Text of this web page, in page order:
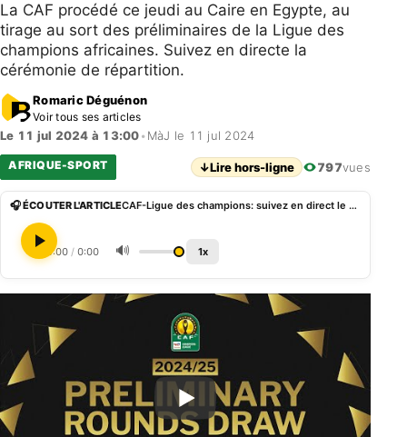
La CAF procédé ce jeudi au Caire en Egypte, au
tirage au sort des préliminaires de la Ligue des
champions africaines. Suivez en directe la
cérémonie de répartition.
Romaric Déguénon
Voir tous ses articles
Le 11 jul 2024 à 13:00• MàJ le 11 jul 2024
AFRIQUE-SPORT ↓Lire hors-ligne 797vues
🎧 ÉCOUTER L'ARTICLE CAF-Ligue des champions: suivez en direct le tirage au sort des préliminaires (vidéo)
0:00 / 0:00 🔊 1x